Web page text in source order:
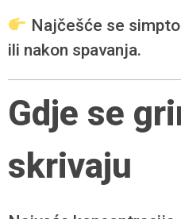
Najčešće se
ili nakon spavanja.
Gdje se
skrivaju